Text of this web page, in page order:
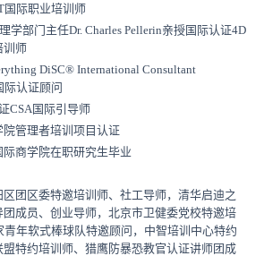
国际职业培训师
学部门主任Dr. Charles Pellerin亲授国际认证4D
训师
DiSC® International Consultant
际认证顾问
CSA国际引导师
管理者培训项目认证
商学院在职研究生毕业
团区委特邀培训师、社工导师，清华启迪之
成员、创业导师，北京市卫健委党校特邀培
青年软式棒球队特邀顾问，中智培训中心特约
特约培训师、猎鹰防暴恐教官认证讲师团成